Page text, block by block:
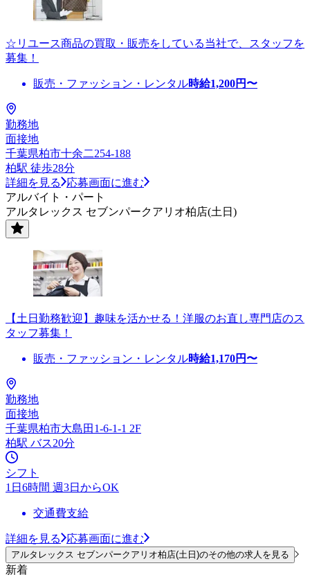
☆リユース商品の買取・販売をしている当社で、スタッフを
募集！
販売・ファッション・レンタル時給1,200円〜
勤務地
面接地
千葉県柏市十余二254-188
柏駅 徒歩28分
詳細を見る
応募画面に進む
アルバイト・パート
アルタレックス セブンパークアリオ柏店(土日)
【土日勤務歓迎】趣味を活かせる！洋服のお直し専門店のス
タッフ募集！
販売・ファッション・レンタル時給1,170円〜
勤務地
面接地
千葉県柏市大島田1-6-1-1 2F
柏駅 バス20分
シフト
1日6時間 週3日からOK
交通費支給
詳細を見る 応募画面に進む
アルタレックス セブンパークアリオ柏店(土日)のその他の求人を見る
新着